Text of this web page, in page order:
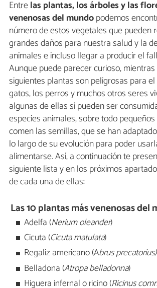
Entrelas plantas, los árboles y las
venenosas del mundopodemos
número de estos vegetales que pueden
grandes daños para nuestra salud y la
animales e incluso llegar a producir el
Aunque puede parecer curioso,
siguientes plantas son peligrosas para
gatos, los perros y muchos otros seres
algunas de ellas sí pueden ser
especies animales, sobre todo
comen las semillas, que se han
lo largo de su evolución para poder
alimentarse. Así, a continuación te
siguiente lista y en los próximos
de cada una de ellas:
Las 10 plantas más venenosas del
Adelfa (Nerium oleander)
Cicuta (Cicuta matulata)
Regaliz americano (Abrus precatorius)
Belladona (Atropa belladonna)
Higuera infernal o ricino (Ricinus